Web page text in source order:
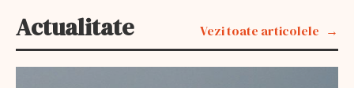
Actualitate Vezi toate articolele